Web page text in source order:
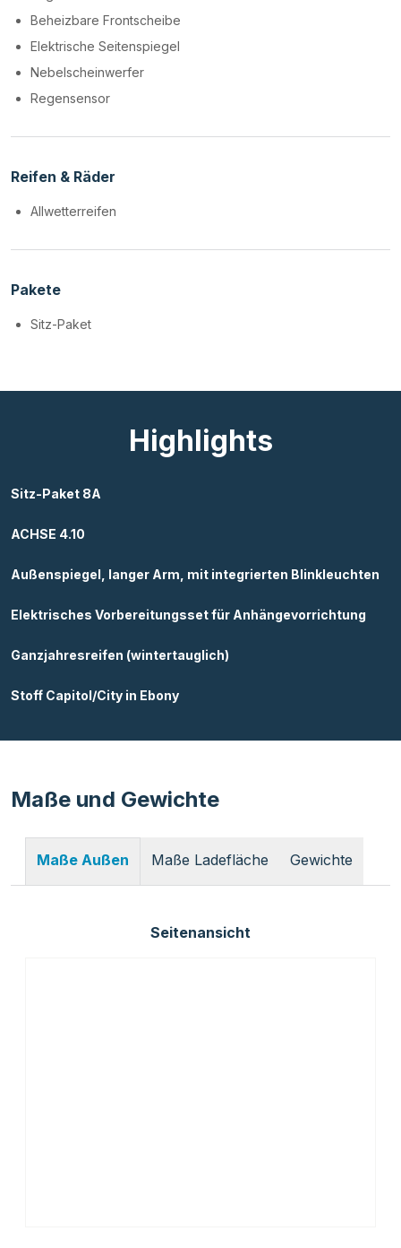
Beheizbare Frontscheibe
Elektrische Seitenspiegel
Nebelscheinwerfer
Regensensor
Reifen & Räder
Allwetterreifen
Pakete
Sitz-Paket
Highlights
Sitz-Paket 8A
ACHSE 4.10
Außenspiegel, langer Arm, mit integrierten Blinkleuchten
Elektrisches Vorbereitungsset für Anhängevorrichtung
Ganzjahresreifen (wintertauglich)
Stoff Capitol/City in Ebony
Maße und Gewichte
Maße Außen Maße Ladefläche Gewichte
Seitenansicht